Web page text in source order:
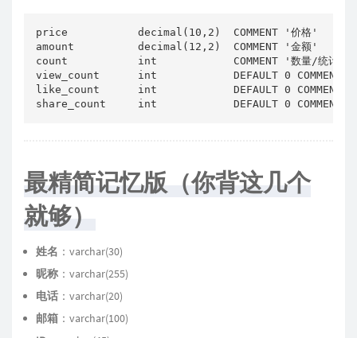
price           decimal(10,2)  COMMENT '价格'
amount          decimal(12,2)  COMMENT '金额'
count           int            COMMENT '数量/统计数'
view_count      int            DEFAULT 0 COMMENT '
like_count      int            DEFAULT 0 COMMENT '
share_count     int            DEFAULT 0 COMMENT '
最精简记忆版（你背这几个
就够）
姓名 ：varchar(30)
昵称 ：varchar(255)
电话 ：varchar(20)
邮箱 ：varchar(100)